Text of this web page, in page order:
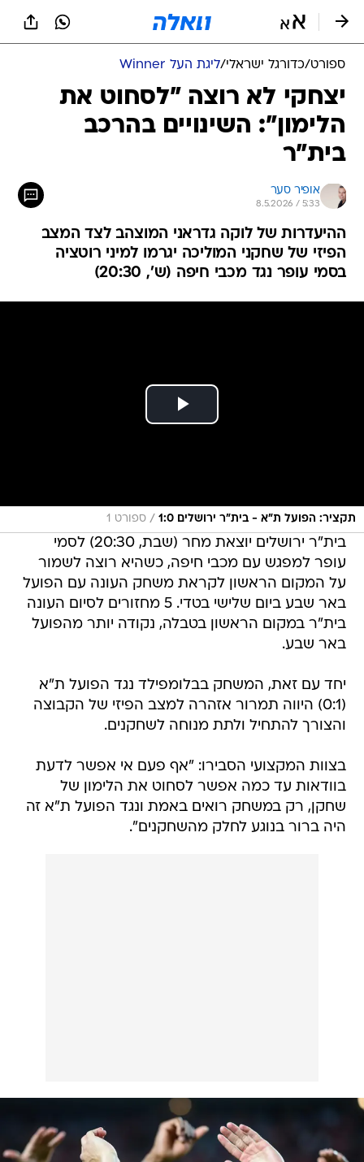
ספורט/כדורגל ישראלי/ליגת העל Winner
יצחקי לא רוצה "לסחוט את
הלימון": השינויים בהרכב
בית"ר
אופיר סער
8.5.2026 / 5:33
ההיעדרות של לוקה גדראני המוצהב לצד המצב
הפיזי של שחקני המוליכה יגרמו למיני רוטציה
בסמי עופר נגד מכבי חיפה (ש', 20:30)
תקציר: הפועל ת"א - בית"ר ירושלים 1:0 / ספורט 1
בית"ר ירושלים יוצאת מחר (שבת, 20:30) לסמי
עופר למפגש עם מכבי חיפה, כשהיא רוצה לשמור
על המקום הראשון לקראת משחק העונה עם הפועל
באר שבע ביום שלישי בטדי. 5 מחזורים לסיום העונה
בית"ר במקום הראשון בטבלה, נקודה יותר מהפועל
באר שבע.
יחד עם זאת, המשחק בבלומפילד נגד הפועל ת"א
(0:1) היווה תמרור אזהרה למצב הפיזי של הקבוצה
והצורך להתחיל ולתת מנוחה לשחקנים.
בצוות המקצועי הסבירו: "אף פעם אי אפשר לדעת
בוודאות עד כמה אפשר לסחוט את הלימון של
שחקן, רק במשחק רואים באמת ונגד הפועל ת"א זה
היה ברור בנוגע לחלק מהשחקנים".